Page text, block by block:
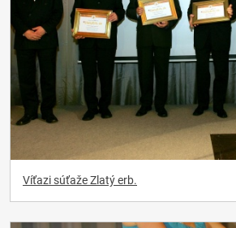
Víťazi súťaže Zlatý erb.